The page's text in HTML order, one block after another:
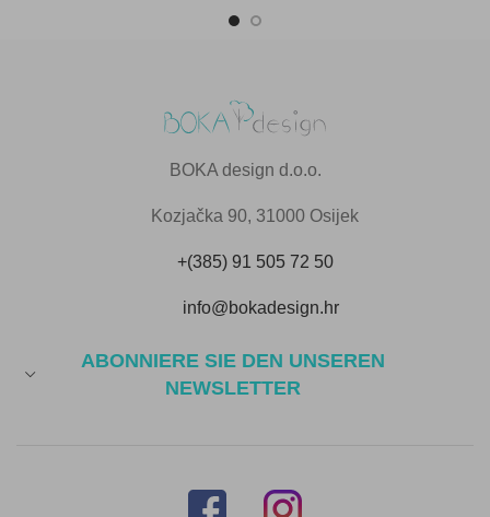
BOKA design d.o.o.
Kozjačka 90, 31000 Osijek
+(385) 91 505 72 50
info@bokadesign.hr
ABONNIERE SIE DEN UNSEREN
NEWSLETTER